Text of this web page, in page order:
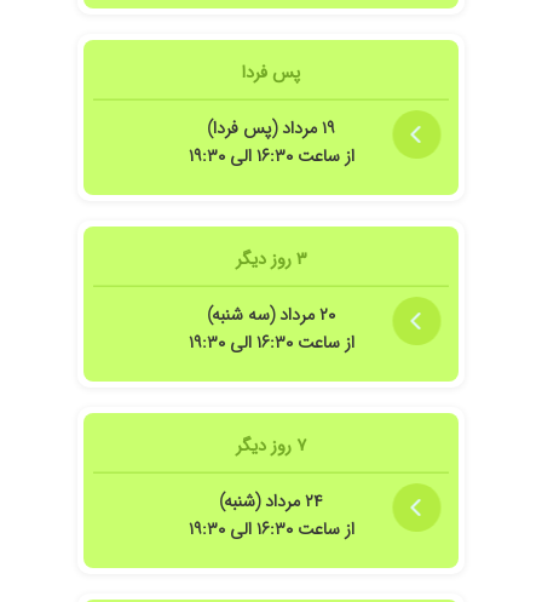
سونو ان تی داشتم زمان انتظار کوتاه بود رفتار همه
عالی و همراهمم اجازه دادن بیاد داخل
۱۴۰۴/۰۸/۰۷
بسیار عالی
خیلی دکتر عالی هستن با حوصله و صبوری
۱۴۰۴/۰۳/۰۹
عالی خیلی با دقت و خوش برخورد
هم خوش اخلاق هم مهربون و با دقت مطب فوق
العاده تمیزو شیک همه جیز عالی
عالی فقط نیم ساعت معطلی دارد ۱۴۰۴/۰۵/۲۲
بسیار حرفهای و دقیق و محترم بودند.
محیطی بسیار خوب و آرام بخش و خانم دکتر
بسیار خوش برخورد
خیلی عالی. دقیق و خوش برخورد و بدون معطلی.
سپاس از لطفتون
خوب بود ۱۴۰۵/۰۵/۱۵
پس فردا
۱۹ مرداد (پس فردا)
از ساعت ۱۶:۳۰ الی ۱۹:۳۰
۳ روز دیگر
۲۰ مرداد (سه شنبه)
از ساعت ۱۶:۳۰ الی ۱۹:۳۰
۷ روز دیگر
۲۴ مرداد (شنبه)
از ساعت ۱۶:۳۰ الی ۱۹:۳۰